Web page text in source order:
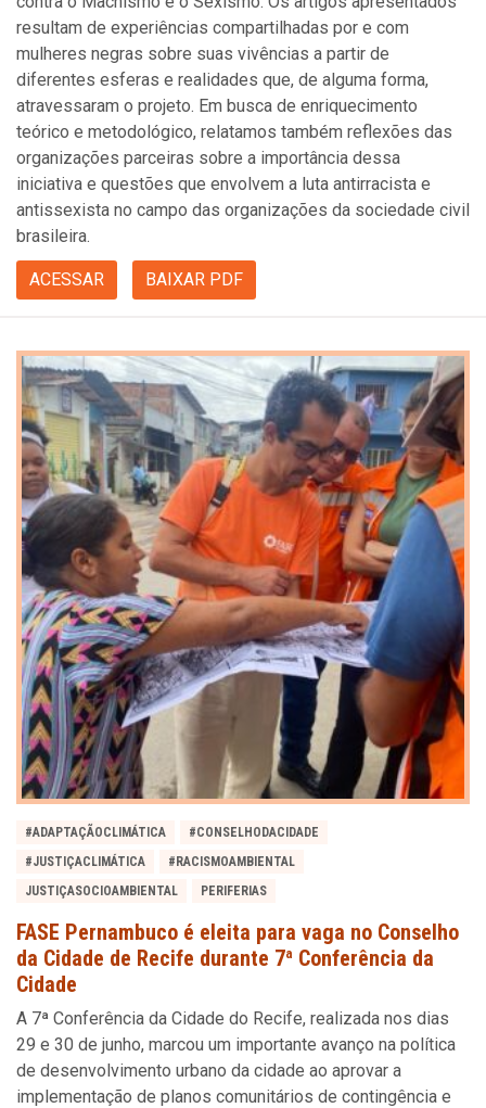
resultam de experiências compartilhadas por e com
mulheres negras sobre suas vivências a partir de
diferentes esferas e realidades que, de alguma forma,
atravessaram o projeto. Em busca de enriquecimento
teórico e metodológico, relatamos também reflexões das
organizações parceiras sobre a importância dessa
iniciativa e questões que envolvem a luta antirracista e
antissexista no campo das organizações da sociedade civil
brasileira.
ACESSAR BAIXAR PDF
#ADAPTAÇÃOCLIMÁTICA
#CONSELHODACIDADE
#JUSTIÇACLIMÁTICA
#RACISMOAMBIENTAL
JUSTIÇASOCIOAMBIENTAL
PERIFERIAS
FASE Pernambuco é eleita para vaga no Conselho
da Cidade de Recife durante 7ª Conferência da
Cidade
A 7ª Conferência da Cidade do Recife, realizada nos dias
29 e 30 de junho, marcou um importante avanço na política
de desenvolvimento urbano da cidade ao aprovar a
implementação de planos comunitários de contingência e